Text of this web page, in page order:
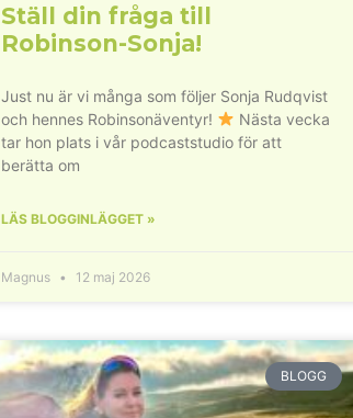
Ställ din fråga till
Robinson-Sonja!
Just nu är vi många som följer Sonja Rudqvist
och hennes Robinsonäventyr!
Nästa vecka
tar hon plats i vår podcaststudio för att
berätta om
LÄS BLOGGINLÄGGET »
Magnus 12 maj 2026
BLOGG